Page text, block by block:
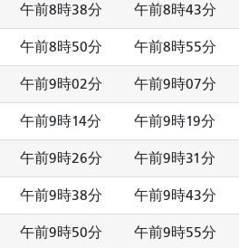
午前8時38分 午前8時43分
午前8時50分 午前8時55分
午前9時02分 午前9時07分
午前9時14分 午前9時19分
午前9時26分 午前9時31分
午前9時38分 午前9時43分
午前9時50分 午前9時55分